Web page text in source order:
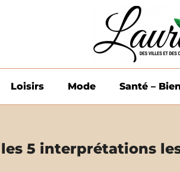
Loisirs Mode Santé –
5 interprétations